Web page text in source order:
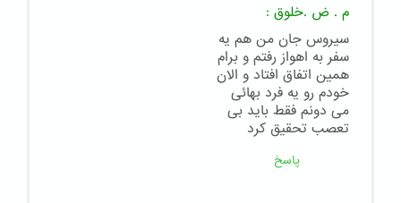
م . ض .خلوق :
سیروس جان من هم یه
سفر به اهواز رفتم و برام
همین اتفاق افتاد و الان
خودم رو یه فرد بهائی
می دونم فقط باید بی
تعصب تحقیق کرد
پاسخ